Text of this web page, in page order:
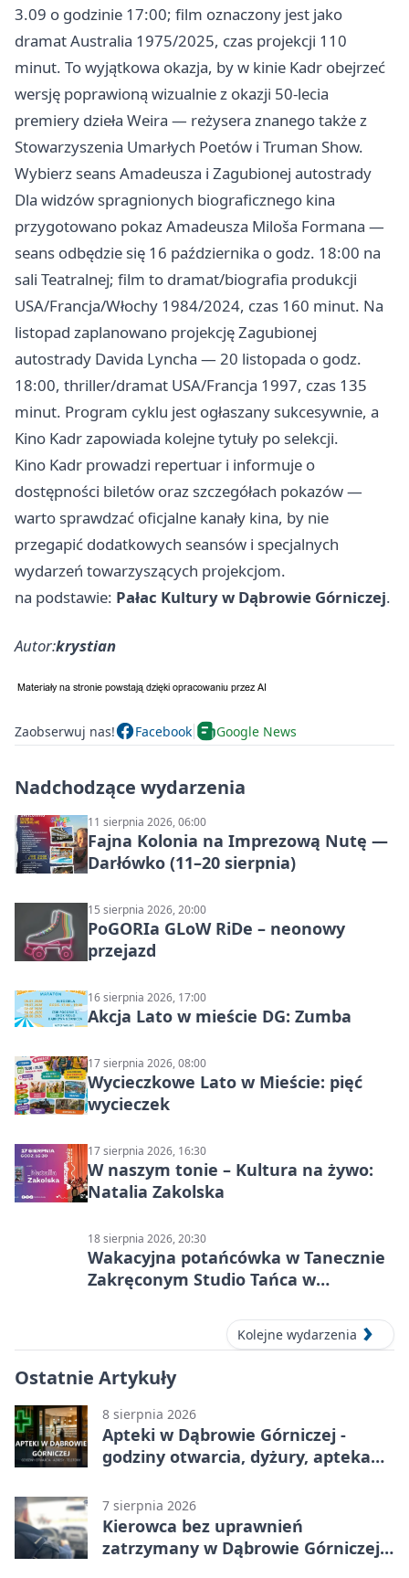
3.09 o godzinie 17:00; film oznaczony jest jako
dramat Australia 1975/2025, czas projekcji 110
minut. To wyjątkowa okazja, by w kinie Kadr obejrzeć
wersję poprawioną wizualnie z okazji 50-lecia
premiery dzieła Weira — reżysera znanego także z
Stowarzyszenia Umarłych Poetów i Truman Show.
Wybierz seans Amadeusza i Zagubionej autostrady
Dla widzów spragnionych biograficznego kina
przygotowano pokaz Amadeusza Miloša Formana —
seans odbędzie się 16 października o godz. 18:00 na
sali Teatralnej; film to dramat/biografia produkcji
USA/Francja/Włochy 1984/2024, czas 160 minut. Na
listopad zaplanowano projekcję Zagubionej
autostrady Davida Lyncha — 20 listopada o godz.
18:00, thriller/dramat USA/Francja 1997, czas 135
minut. Program cyklu jest ogłaszany sukcesywnie, a
Kino Kadr zapowiada kolejne tytuły po selekcji.
Kino Kadr prowadzi repertuar i informuje o
dostępności biletów oraz szczegółach pokazów —
warto sprawdzać oficjalne kanały kina, by nie
przegapić dodatkowych seansów i specjalnych
wydarzeń towarzyszących projekcjom.
na podstawie: Pałac Kultury w Dąbrowie Górniczej.
Autor:krystian
Zaobserwuj nas! Facebook Google News
Nadchodzące wydarzenia
11 sierpnia 2026, 06:00
Fajna Kolonia na Imprezową Nutę —
Darłówko (11–20 sierpnia)
15 sierpnia 2026, 20:00
PoGORIa GLoW RiDe – neonowy
przejazd
16 sierpnia 2026, 17:00
Akcja Lato w mieście DG: Zumba
17 sierpnia 2026, 08:00
Wycieczkowe Lato w Mieście: pięć
wycieczek
17 sierpnia 2026, 16:30
W naszym tonie – Kultura na żywo:
Natalia Zakolska
18 sierpnia 2026, 20:30
Wakacyjna potańcówka w Tanecznie
Zakręconym Studio Tańca w
Kolejne wydarzenia
Ostatnie Artykuły
8 sierpnia 2026
Apteki w Dąbrowie Górniczej -
godziny otwarcia, dyżury, apteka
7 sierpnia 2026
Kierowca bez uprawnień
zatrzymany w Dąbrowie Górniczej.